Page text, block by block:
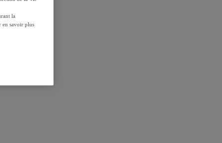
la
en savoir plus